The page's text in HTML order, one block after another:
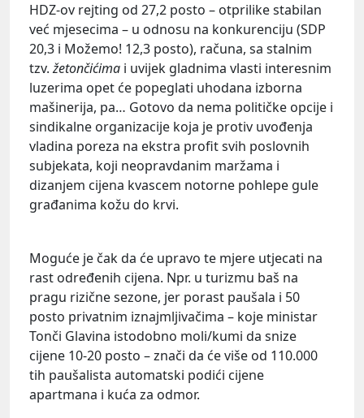
HDZ-ov rejting od 27,2 posto – otprilike stabilan
već mjesecima – u odnosu na konkurenciju (SDP
20,3 i Možemo! 12,3 posto), računa, sa stalnim
tzv.žetončićima i uvijek gladnima vlasti interesnim
luzerima opet će popeglati uhodana izborna
mašinerija, pa… Gotovo da nema političke opcije i
sindikalne organizacije koja je protiv uvođenja
vladina poreza na ekstra profit svih poslovnih
subjekata, koji neopravdanim maržama i
dizanjem cijena kvascem notorne pohlepe gule
građanima kožu do krvi.
Moguće je čak da će upravo te mjere utjecati na
rast određenih cijena. Npr. u turizmu baš na
pragu rizične sezone, jer porast paušala i 50
posto privatnim iznajmljivačima – koje ministar
Tonči Glavina istodobno moli/kumi da snize
cijene 10-20 posto – znači da će više od 110.000
tih paušalista automatski podići cijene
apartmana i kuća za odmor.